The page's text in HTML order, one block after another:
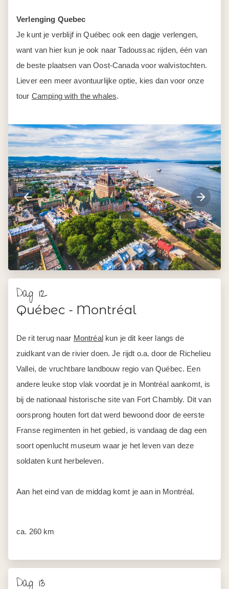
Verlenging Quebec
Je kunt je verblijf in Québec ook een dagje verlengen,
want van hier kun je ook naar Tadoussac rijden, één van
de beste plaatsen van Oost-Canada voor walvistochten.
Liever een meer avontuurlijke optie, kies dan voor onze
tour Camping with the whales.
Dag 12
Québec - Montréal
De rit terug naar Montréalkun je dit keer langs de
zuidkant van de rivier doen. Je rijdt o.a. door de Richelieu
Vallei, de vruchtbare landbouw regio van Québec. Een
andere leuke stop vlak voordat je in Montréal aankomt, is
bij de nationaal historische site van Fort Chambly. Dit van
oorsprong houten fort dat werd bewoond door de eerste
Franse regimenten in het gebied, is vandaag de dag een
soort openlucht museum waar je het leven van deze
soldaten kunt herbeleven.
Aan het eind van de middag komt je aan in Montréal.
ca. 260 km
Dag 13